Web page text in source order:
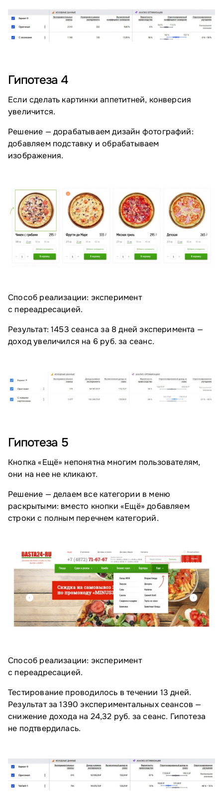
Гипотеза 4
Если сделать картинки аппетитней, конверсия
увеличится.
Решение — дорабатываем дизайн фотографий:
добавляем подставку и обрабатываем
изображения.
Способ реализации: эксперимент
с переадресацией.
Результат: 1453 сеанса за 8 дней эксперимента —
доход увеличился на 6 руб. за сеанс.
Гипотеза 5
Кнопка «Ещё» непонятна многим пользователям,
они на нее не кликают.
Решение — делаем все категории в меню
раскрытыми: вместо кнопки «Ещё» добавляем
строки с полным перечнем категорий.
Способ реализации: эксперимент
с переадресацией.
Тестирование проводилось в течении 13 дней.
Результат за 1390 экспериментальных сеансов —
снижение дохода на 24,32 руб. за сеанс. Гипотеза
не подтвердилась.